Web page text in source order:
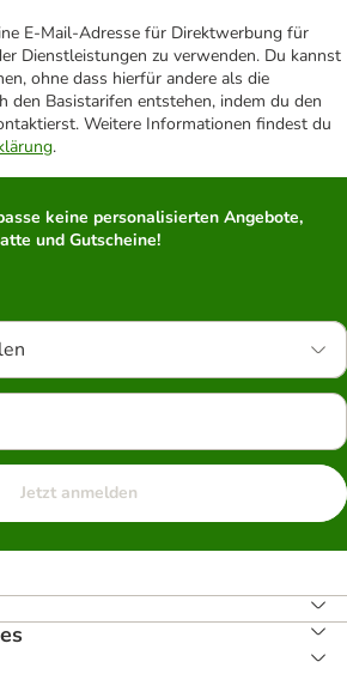
E-Mail-Adresse für Direktwerbung für
Dienstleistungen zu verwenden. Du kannst
ohne dass hierfür andere als die
den Basistarifen entstehen, indem du den
Weitere Informationen findest du
.
keine personalisierten Angebote,
und Gutscheine!
Jetzt anmelden